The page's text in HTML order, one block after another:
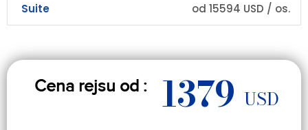
Suite od 15594 USD / os.
Cena rejsu od : 1379 USD